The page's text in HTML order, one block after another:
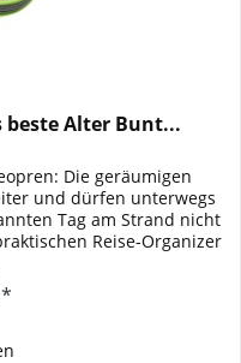
beste Alter Bunt...
Die geräumigen
und dürfen unterwegs
Tag am Strand nicht
Reise-Organizer